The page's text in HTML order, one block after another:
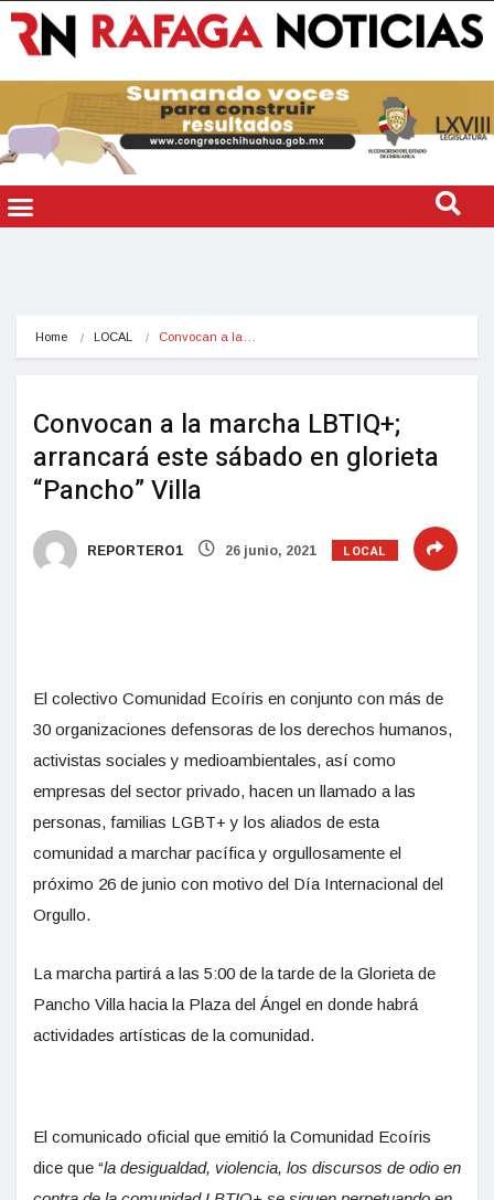
Home LOCAL Convocan a la…
Convocan a la marcha LBTIQ+;
arrancará este sábado en glorieta
“Pancho” Villa
REPORTERO1 26 junio, 2021 LOCAL
El colectivo Comunidad Ecoíris en conjunto con más de
30 organizaciones defensoras de los derechos humanos,
activistas sociales y medioambientales, así como
empresas del sector privado, hacen un llamado a las
personas, familias LGBT+ y los aliados de esta
comunidad a marchar pacífica y orgullosamente el
próximo 26 de junio con motivo del Día Internacional del
Orgullo.
La marcha partirá a las 5:00 de la tarde de la Glorieta de
Pancho Villa hacia la Plaza del Ángel en donde habrá
actividades artísticas de la comunidad.
El comunicado oficial que emitió la Comunidad Ecoíris
dice que “la desigualdad, violencia, los discursos de odio en